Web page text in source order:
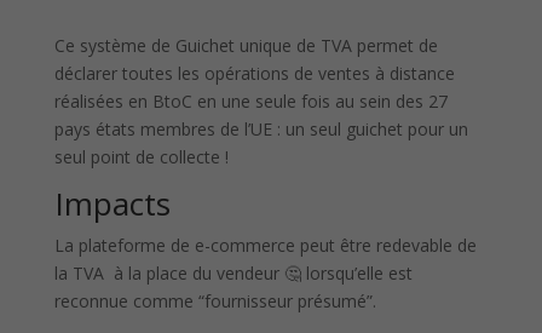
Ce système de Guichet unique de TVA permet de
déclarer toutes les opérations de ventes à distance
réalisées en BtoC en une seule fois au sein des 27
pays états membres de l’UE : un seul guichet pour un
seul point de collecte !
Impacts
La plateforme de e-commerce peut être redevable de
la TVA à la place du vendeur 🤔 lorsqu’elle est
reconnue comme “fournisseur présumé”.